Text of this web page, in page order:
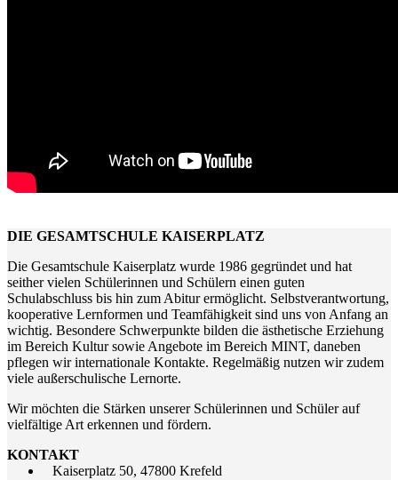
DIE GESAMTSCHULE KAISERPLATZ
Die Gesamtschule Kaiserplatz wurde 1986 gegründet und hat
seither vielen Schülerinnen und Schülern einen guten
Schulabschluss bis hin zum Abitur ermöglicht. Selbstverantwortung,
kooperative Lernformen und Teamfähigkeit sind uns von Anfang an
wichtig. Besondere Schwerpunkte bilden die ästhetische Erziehung
im Bereich Kultur sowie Angebote im Bereich MINT, daneben
pflegen wir internationale Kontakte. Regelmäßig nutzen wir zudem
viele außerschulische Lernorte.
Wir möchten die Stärken unserer Schülerinnen und Schüler auf
vielfältige Art erkennen und fördern.
KONTAKT
Kaiserplatz 50, 47800 Krefeld